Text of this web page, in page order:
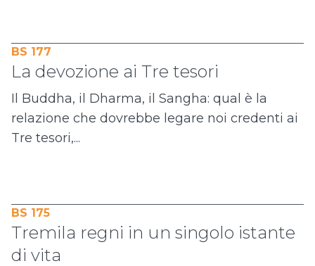
BS 177
La devozione ai Tre tesori
Il Buddha, il Dharma, il Sangha: qual è la
relazione che dovrebbe legare noi credenti ai
Tre tesori,...
BS 175
Tremila regni in un singolo istante
di vita